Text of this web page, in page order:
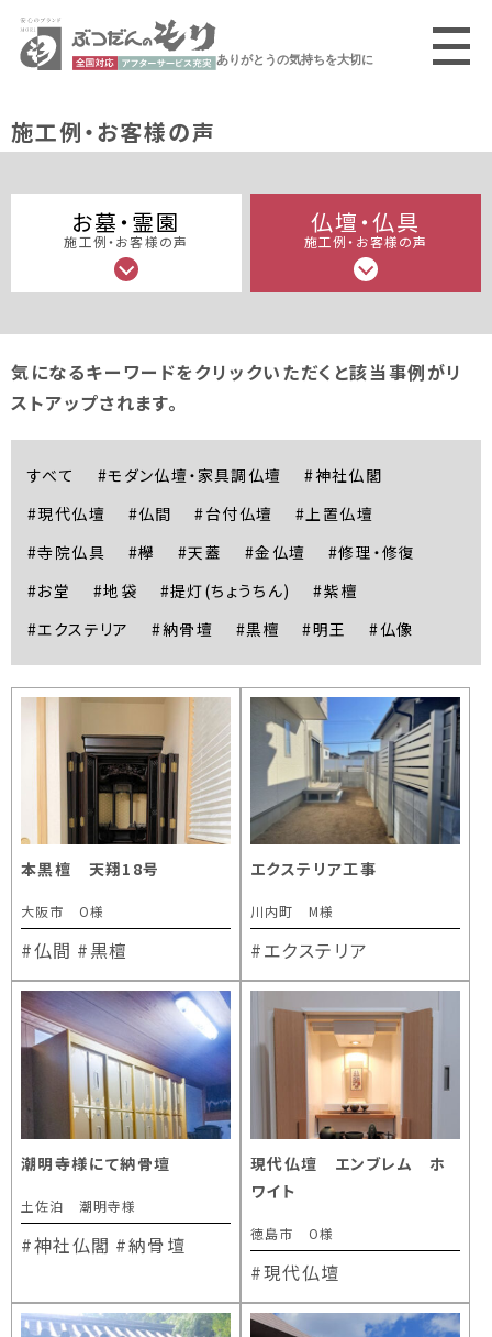
ありがとうの気持ちを大切に
施工例・お客様の声
お墓・霊園
施工例・お客様の声
仏壇・仏具
施工例・お客様の声
気になるキーワードをクリックいただくと該当事例がリ
ストアップされます。
すべて #モダン仏壇・家具調仏壇
#神社仏閣
#現代仏壇
#仏間 #台付仏壇
#上置仏壇
#寺院仏具
#欅 #天蓋 #金仏壇
#修理・修復
#お堂
#地袋 #提灯(ちょうちん)
#紫檀
#エクステリア
#納骨壇 #黒檀 #明王 #仏像
本黒檀 天翔18号
大阪市 O様
#仏間 #黒檀
エクステリア工事
川内町 M様
#エクステリア
潮明寺様にて納骨壇
土佐泊 潮明寺様
#神社仏閣 #納骨壇
現代仏壇 エンブレム ホ
ワイト
徳島市 O様
#現代仏壇